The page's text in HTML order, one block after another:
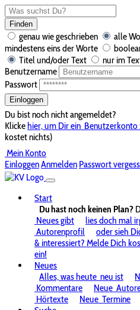
Finden
genau wie geschrieben
alle
mindestens eins der Worte
Titel und/oder Text
nur im
Benutzername
Passwort
Einloggen
Du bist noch nicht angemeldet?
Klickehier, um Dir ein Benutzerkonto
kostet nichts)
Mein Konto
EinloggenAnmelden Passwort
Start
Du hast noch keinen Plan?
Neues gibt
lies doch mal
Autorenprofil
oder sieh
& interessiert? Melde Dich
ein!
Neues
Alles, was heute neu ist
Kommentare
Neue
Hörtexte
Neue Termine